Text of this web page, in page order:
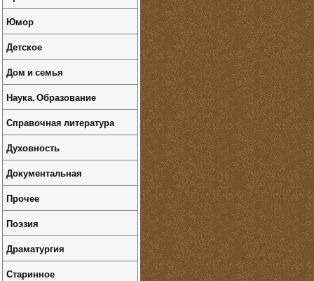
Юмор
Детское
Дом и семья
Наука, Образование
Справочная литература
Духовность
Документальная
Прочее
Поэзия
Драматургия
Старинное